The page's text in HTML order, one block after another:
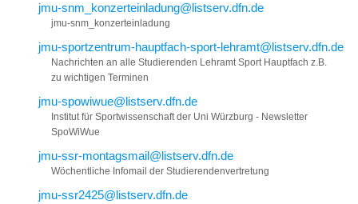
jmu-snm_konzerteinladung@listserv.dfn.de
jmu-snm_konzerteinladung
jmu-sportzentrum-hauptfach-sport-lehramt@listserv.dfn.de
Nachrichten an alle Studierenden Lehramt Sport Hauptfach z.B.
zu wichtigen Terminen
jmu-spowiwue@listserv.dfn.de
Institut für Sportwissenschaft der Uni Würzburg - Newsletter
SpoWiWue
jmu-ssr-montagsmail@listserv.dfn.de
Wöchentliche Infomail der Studierendenvertretung
jmu-ssr2425@listserv.dfn.de